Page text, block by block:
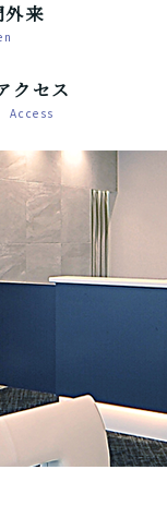
外来
クセス